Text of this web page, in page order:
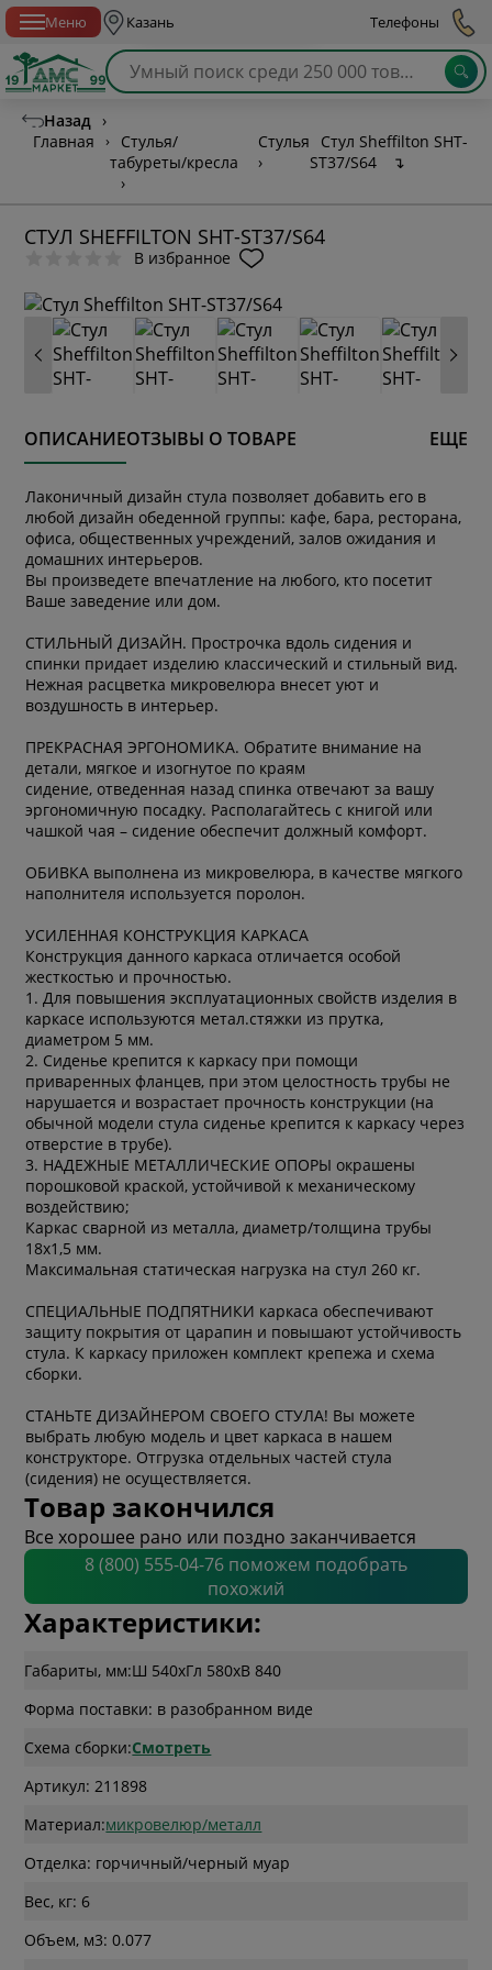
Меню Казань Телефоны
Назад ›
Главная
›
Стулья/
табуреты/кресла
›
Стулья
›
Стул Sheffilton SHT-
ST37/S64
↴
СТУЛ SHEFFILTON SHT-ST37/S64
В избранное
ОПИСАНИЕОТЗЫВЫ О ТОВАРЕ ЕЩЕ
Лаконичный дизайн стула позволяет добавить его в
любой дизайн обеденной группы: кафе, бара, ресторана,
офиса, общественных учреждений, залов ожидания и
домашних интерьеров.
Вы произведете впечатление на любого, кто посетит
Ваше заведение или дом.
СТИЛЬНЫЙ ДИЗАЙН. Прострочка вдоль сидения и
спинки придает изделию классический и стильный вид.
Нежная расцветка микровелюра внесет уют и
воздушность в интерьер.
ПРЕКРАСНАЯ ЭРГОНОМИКА. Обратите внимание на
детали, мягкое и изогнутое по краям
сидение, отведенная назад спинка отвечают за вашу
эргономичную посадку. Располагайтесь с книгой или
чашкой чая – сидение обеспечит должный комфорт.
ОБИВКА выполнена из микровелюра, в качестве мягкого
наполнителя используется поролон.
УСИЛЕННАЯ КОНСТРУКЦИЯ КАРКАСА
Конструкция данного каркаса отличается особой
жесткостью и прочностью.
1. Для повышения эксплуатационных свойств изделия в
каркасе используются метал.стяжки из прутка,
диаметром 5 мм.
2. Сиденье крепится к каркасу при помощи
приваренных фланцев, при этом целостность трубы не
нарушается и возрастает прочность конструкции (на
обычной модели стула сиденье крепится к каркасу через
отверстие в трубе).
3. НАДЕЖНЫЕ МЕТАЛЛИЧЕСКИЕ ОПОРЫ окрашены
порошковой краской, устойчивой к механическому
воздействию;
Каркас сварной из металла, диаметр/толщина трубы
18х1,5 мм.
Максимальная статическая нагрузка на стул 260 кг.
СПЕЦИАЛЬНЫЕ ПОДПЯТНИКИ каркаса обеспечивают
защиту покрытия от царапин и повышают устойчивость
стула. К каркасу приложен комплект крепежа и схема
сборки.
СТАНЬТЕ ДИЗАЙНЕРОМ СВОЕГО СТУЛА! Вы можете
выбрать любую модель и цвет каркаса в нашем
конструкторе. Отгрузка отдельных частей стула
(сидения) не осуществляется.
Товар закончился
Все хорошее рано или поздно заканчивается
8 (800) 555-04-76 поможем подобрать
похожий
Характеристики:
Габариты, мм:Ш 540xГл 580xВ 840
Форма поставки: в разобранном виде
Схема сборки:Смотреть
Артикул: 211898
Материал:микровелюр/металл
Отделка: горчичный/черный муар
Вес, кг: 6
Объем, м3: 0.077